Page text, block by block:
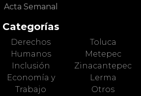
Acta Semanal
Categorías
Derechos
Humanos
Inclusión
Economía y
Trabajo
Toluca
Metepec
Zinacantepec
Lerma
Otros